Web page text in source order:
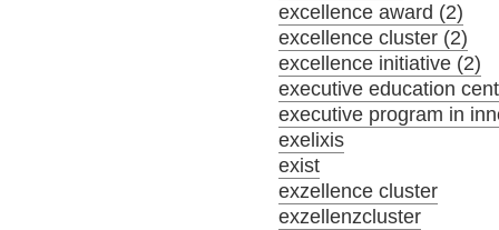
excellence award (2)
excellence cluster (2)
excellence initiative (2)
executive education
executive program in
exelixis
exist
exzellence cluster
exzellenzcluster